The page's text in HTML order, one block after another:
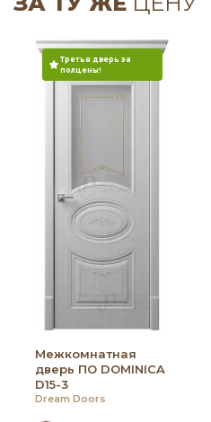
Третья дверь за
полцены!
Межкомнатная
дверь ПО DOMINICA
D15-3
Dream Doors